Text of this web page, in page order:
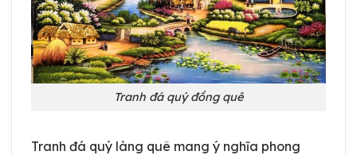
Tranh đá quý đồng quê
Tranh đá quý làng quê mang ý nghĩa phong